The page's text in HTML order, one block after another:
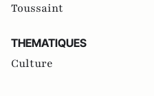
Toussaint
THEMATIQUES
Culture